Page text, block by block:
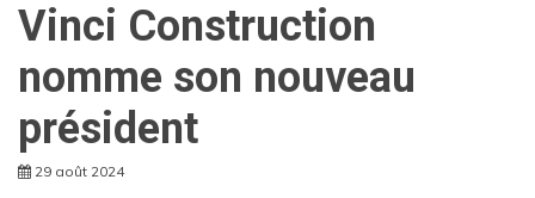
Vinci Construction
nomme son nouveau
président
29 août 2024